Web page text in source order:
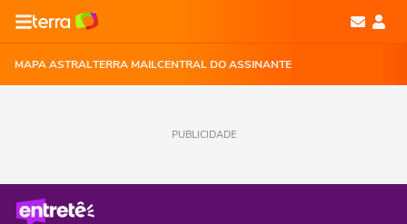
MAPA ASTRALTERRA MAILCENTRAL DO ASSINANTE
PUBLICIDADE